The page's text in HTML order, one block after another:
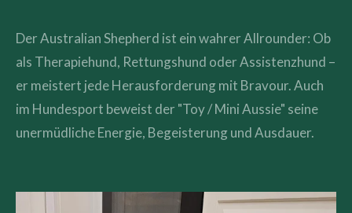
Der Australian Shepherd ist ein wahrer Allrounder: Ob
als Therapiehund, Rettungshund oder Assistenzhund –
er meistert jede Herausforderung mit Bravour. Auch
im Hundesport beweist der "Toy / Mini Aussie" seine
unermüdliche Energie, Begeisterung und Ausdauer.